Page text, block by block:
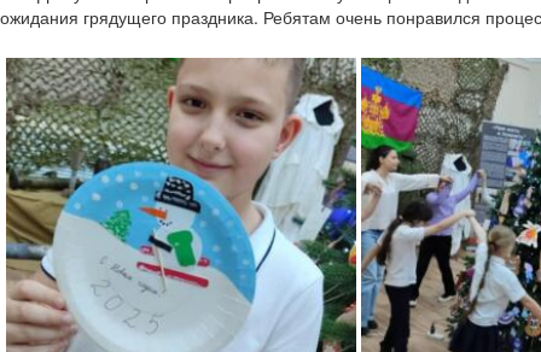
ожидания грядущего праздника. Ребятам очень понравился